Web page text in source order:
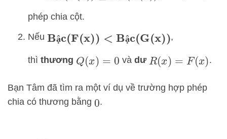
phép chia cột.
Nếu
ậ ậ
Bậc(F(x))< Bậc(G(x)) ,
thì thương Q(x)=0 và dư R(x)=F (x) .
Bạn Tâm đã tìm ra một ví dụ về trường hợp phép
chia có thương bằng 0.